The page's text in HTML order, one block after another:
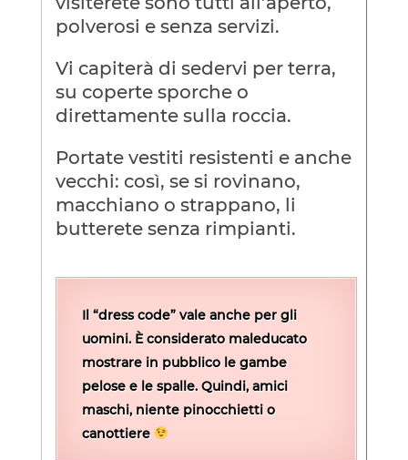
polverosi e senza servizi.
Vi capiterà di sedervi per terra,
su coperte sporche o
direttamente sulla roccia.
Portate vestiti resistenti e anche
vecchi: così, se si rovinano,
macchiano o strappano, li
butterete senza rimpianti.
Il “dress code” vale anche per gli
uomini. È considerato maleducato
mostrare in pubblico le gambe
pelose e le spalle. Quindi, amici
maschi, niente pinocchietti o
canottiere